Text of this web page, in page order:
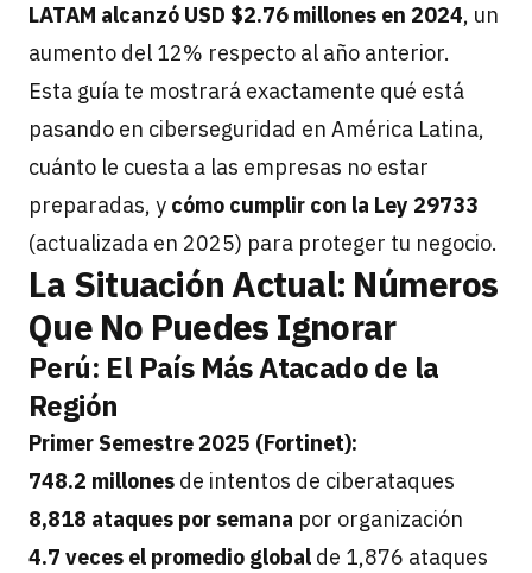
LATAM alcanzó USD $2.76 millones en 2024, un
aumento del 12% respecto al año anterior.
Esta guía te mostrará exactamente qué está
pasando en ciberseguridad en América Latina,
cuánto le cuesta a las empresas no estar
preparadas, y cómo cumplir con la Ley 29733
(actualizada en 2025) para proteger tu negocio.
La Situación Actual: Números
Que No Puedes Ignorar
Perú: El País Más Atacado de la
Región
Primer Semestre 2025 (Fortinet):
748.2 millones de intentos de ciberataques
8,818 ataques por semana por organización
4.7 veces el promedio global de 1,876 ataques